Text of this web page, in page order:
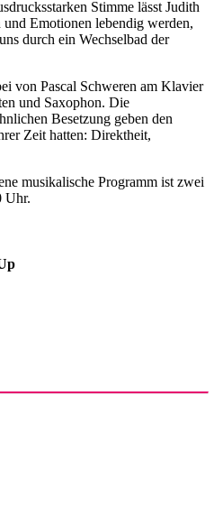
Stimme lässt Judith
Emotionen lebendig werden,
durch ein Wechselbad der
von Pascal Schweren am Klavier
und Saxophon. Die
Besetzung geben den
Zeit hatten: Direktheit,
musikalische Programm ist zwei
Uhr.